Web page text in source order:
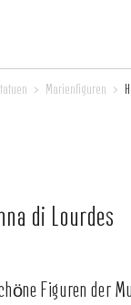
> Marienfiguren >
di Lourdes
Figuren der